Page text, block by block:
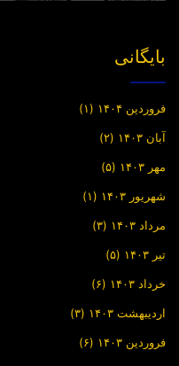
بایگانی
فروردین ۱۴۰۴ (۱)
آبان ۱۴۰۳ (۲)
مهر ۱۴۰۳ (۵)
شهریور ۱۴۰۳ (۱)
مرداد ۱۴۰۳ (۳)
تیر ۱۴۰۳ (۵)
خرداد ۱۴۰۳ (۶)
اردیبهشت ۱۴۰۳ (۳)
فروردین ۱۴۰۳ (۶)